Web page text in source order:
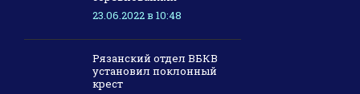
23.06.2022 в 10:48
Рязанский отдел ВБКВ
установил поклонный
крест